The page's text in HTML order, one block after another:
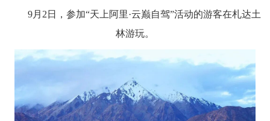
9月2日，参加“天上阿里·云巅自驾”活动的游客在札达土
林游玩。